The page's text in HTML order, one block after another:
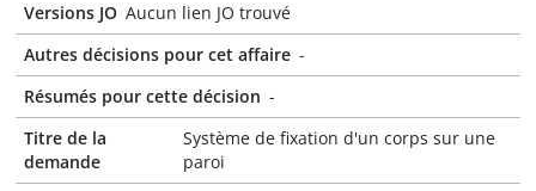
Versions JO Aucun lien JO trouvé
Autres décisions pour cet affaire -
Résumés pour cette décision -
Titre de la
demande
Système de fixation d'un corps sur une
paroi